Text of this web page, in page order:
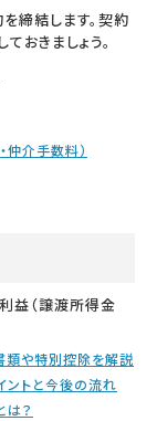
締結します。契約
おきましょう。
仲介手数料）
益（譲渡所得金
類や特別控除を解説
トと今後の流れ
？